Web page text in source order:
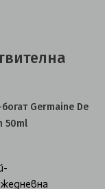
Germaine De
50ml